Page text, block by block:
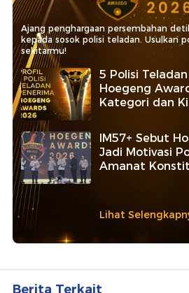
Ajang penghargaan persembahan
kepada sosok polisi teladan. Usulkan
sekitarmu!
5 Polisi
Hoegeng
Kategori dan
IM57+ Sebut
Jadi Motivasi
Amanat
Lihat
Berita Terkait